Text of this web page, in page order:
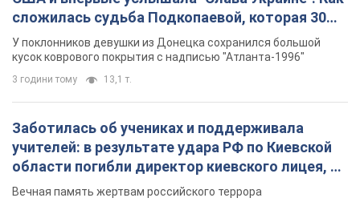
8 годин тому 19,0 т.